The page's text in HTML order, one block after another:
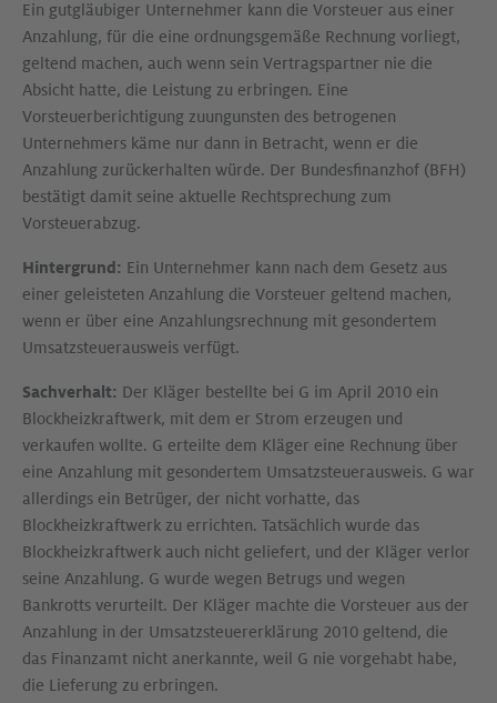
Ein gutgläubiger Unternehmer kann die Vorsteuer aus einer
Anzahlung, für die eine ordnungsgemäße Rechnung vorliegt,
geltend machen, auch wenn sein Vertragspartner nie die
Absicht hatte, die Leistung zu erbringen. Eine
Vorsteuerberichtigung zuungunsten des betrogenen
Unternehmers käme nur dann in Betracht, wenn er die
Anzahlung zurückerhalten würde. Der Bundesfinanzhof (BFH)
bestätigt damit seine aktuelle Rechtsprechung zum
Vorsteuerabzug.
Hintergrund: Ein Unternehmer kann nach dem Gesetz aus
einer geleisteten Anzahlung die Vorsteuer geltend machen,
wenn er über eine Anzahlungsrechnung mit gesondertem
Umsatzsteuerausweis verfügt.
Sachverhalt: Der Kläger bestellte bei G im April 2010 ein
Blockheizkraftwerk, mit dem er Strom erzeugen und
verkaufen wollte. G erteilte dem Kläger eine Rechnung über
eine Anzahlung mit gesondertem Umsatzsteuerausweis. G war
allerdings ein Betrüger, der nicht vorhatte, das
Blockheizkraftwerk zu errichten. Tatsächlich wurde das
Blockheizkraftwerk auch nicht geliefert, und der Kläger verlor
seine Anzahlung. G wurde wegen Betrugs und wegen
Bankrotts verurteilt. Der Kläger machte die Vorsteuer aus der
Anzahlung in der Umsatzsteuererklärung 2010 geltend, die
das Finanzamt nicht anerkannte, weil G nie vorgehabt habe,
die Lieferung zu erbringen.